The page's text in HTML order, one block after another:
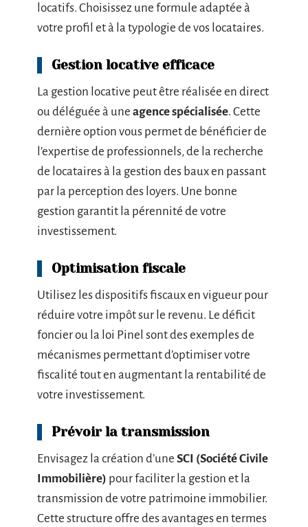
locatifs. Choisissez une formule adaptée à
votre profil et à la typologie de vos locataires.
Gestion locative efficace
La gestion locative peut être réalisée en direct
ou déléguée à une agence spécialisée. Cette
dernière option vous permet de bénéficier de
l’expertise de professionnels, de la recherche
de locataires à la gestion des baux en passant
par la perception des loyers. Une bonne
gestion garantit la pérennité de votre
investissement.
Optimisation fiscale
Utilisez les dispositifs fiscaux en vigueur pour
réduire votre impôt sur le revenu. Le déficit
foncier ou la loi Pinel sont des exemples de
mécanismes permettant d’optimiser votre
fiscalité tout en augmentant la rentabilité de
votre investissement.
Prévoir la transmission
Envisagez la création d’une SCI (Société Civile
Immobilière) pour faciliter la gestion et la
transmission de votre patrimoine immobilier.
Cette structure offre des avantages en termes